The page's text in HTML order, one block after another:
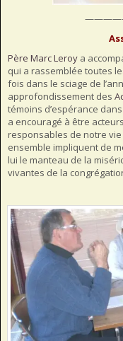
Père Marc Leroy a
qui a rassemblée toutes
fois dans le sciage de
approfondissement des
témoins d’espérance
a encouragé à être
responsables de notre
ensemble impliquent de
lui le manteau de la
vivantes de la